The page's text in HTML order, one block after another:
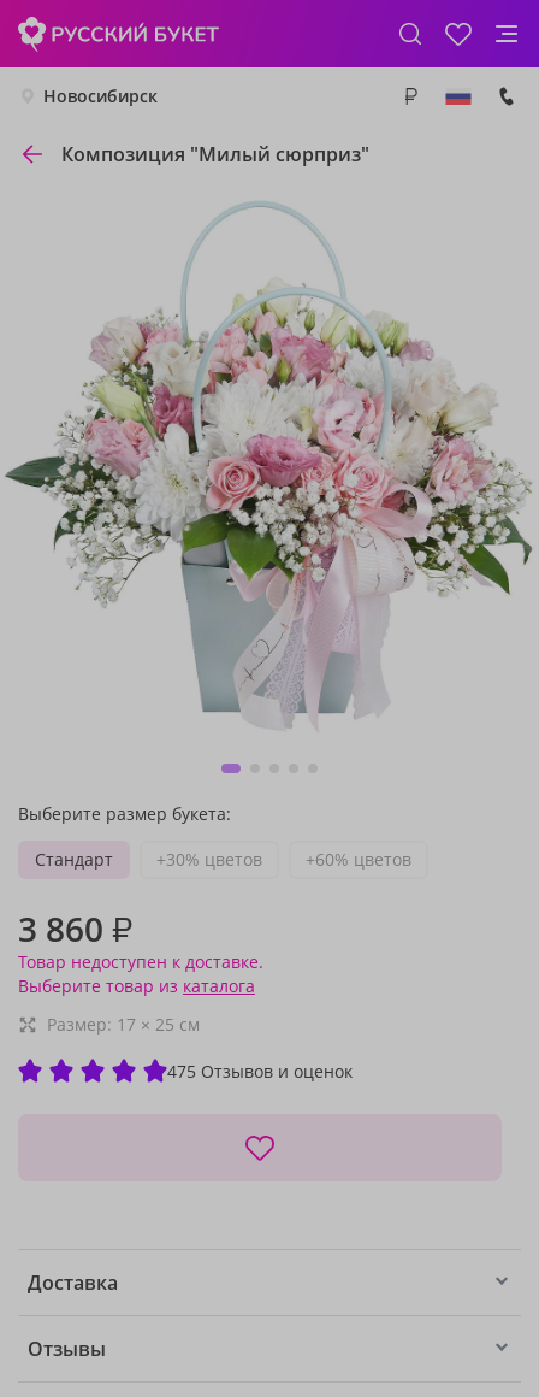
Новосибирск
Композиция "Милый сюрприз"
Выберите размер букета:
Стандарт
+30% цветов +60% цветов
3 860 ₽
Товар недоступен к доставке.
Выберите товар из каталога
Размер: 17 × 25 см
475 Отзывов и оценок
Доставка
Отзывы